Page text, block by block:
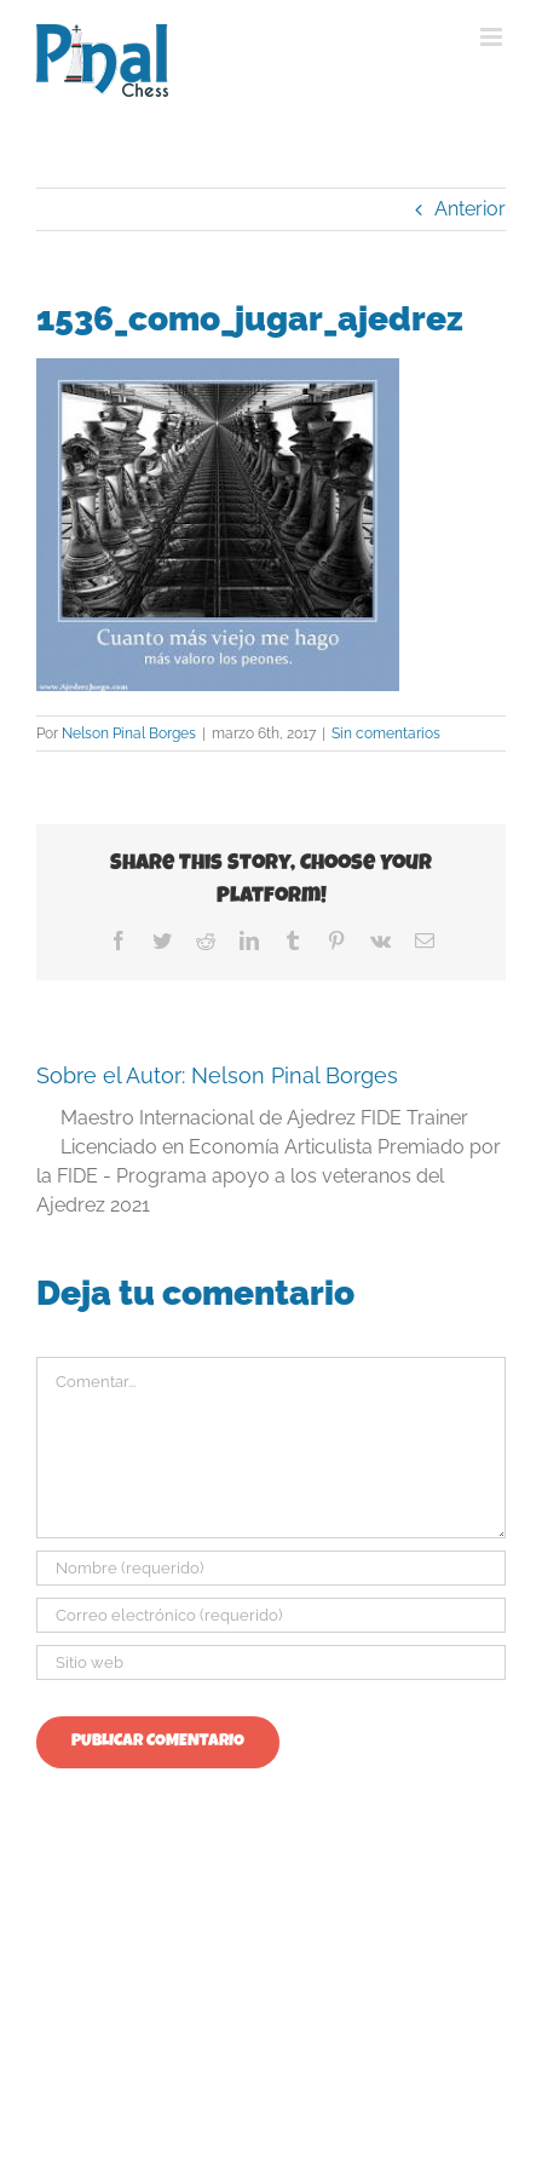
contenido
Anterior
1536_como_jugar_ajedrez
Por Nelson Pinal Borges | marzo 6th, 2017 | Sin comentarios
Share This Story, Choose Your
Platform!
Facebook
TwitterRedditLinkedInTumblr Pinterest
Vk
Correo
Sobre el Autor: Nelson Pinal Borges
Maestro Internacional de Ajedrez FIDE Trainer
Licenciado en Economía Articulista Premiado por
la FIDE - Programa apoyo a los veteranos del
Ajedrez 2021
Deja tu comentario